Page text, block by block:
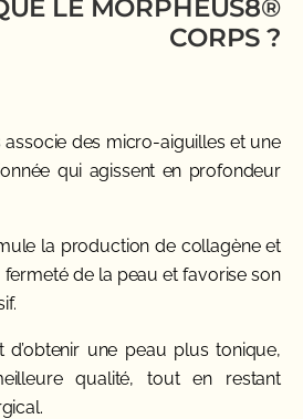
LE MORPHEUS8®
CORPS ?
des micro-aiguilles et une
qui agissent en profondeur
la production de collagène et
fermeté de la peau et favorise son
d’obtenir une peau plus tonique,
qualité, tout en restant